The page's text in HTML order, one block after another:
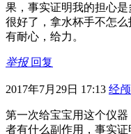
果，事实证明我的担心
很好了，拿水杯手不怎
有耐心，给力。
举报 回复
2017年7月29日 17:13 经
第一次给宝宝用这个仪
者有什么副作用，事实